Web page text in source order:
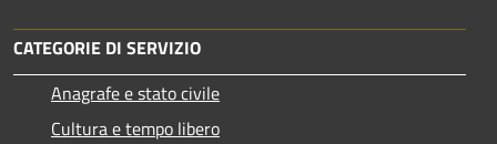
CATEGORIE DI SERVIZIO
Anagrafe e stato civile
Cultura e tempo libero